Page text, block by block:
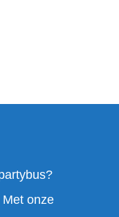
onze